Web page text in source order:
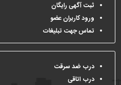
ثبت آگهی رایگان
ورود کاربران عضو
تماس جهت تبلیغات
درب ضد سرقت
درب اتاقی